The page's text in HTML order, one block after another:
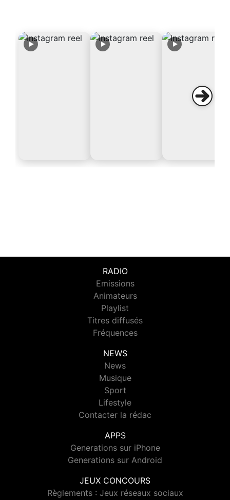
RADIO
Emissions
Animateurs
Playlist
Titres diffusés
Fréquences
NEWS
News
Musique
Sport
Lifestyle
Contacter la rédac
APPS
Generations sur iPhone
Generations sur Android
JEUX CONCOURS
Règlements : Jeux réseaux sociaux